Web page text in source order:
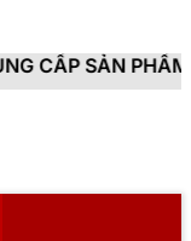
CHÍNH HÃNG,